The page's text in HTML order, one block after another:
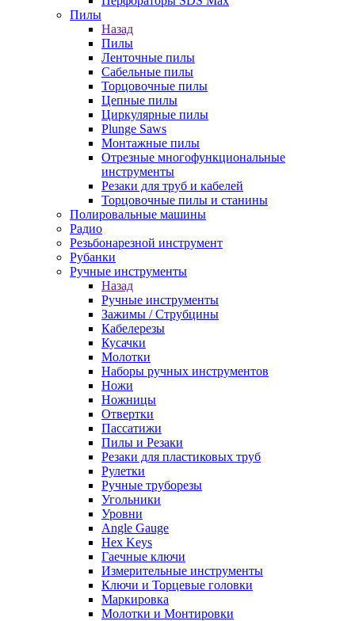
Пилы
Назад
Пилы
Ленточные пилы
Сабельные пилы
Торцовочные пилы
Цепные пилы
Циркулярные пилы
Plunge Saws
Монтажные пилы
Отрезные многофункциональные
инструменты
Резаки для труб и кабелей
Торцовочные пилы и станины
Полировальные машины
Радио
Резьбонарезной инструмент
Рубанки
Ручные инструменты
Назад
Ручные инструменты
Зажимы / Струбцины
Кабелерезы
Кусачки
Молотки
Наборы ручных инструментов
Ножи
Ножницы
Отвертки
Пассатижи
Пилы и Резаки
Резаки для пластиковых труб
Рулетки
Ручные труборезы
Угольники
Уровни
Angle Gauge
Hex Keys
Гаечные ключи
Измерительные инструменты
Ключи и Торцевые головки
Маркировка
Молотки и Монтировки